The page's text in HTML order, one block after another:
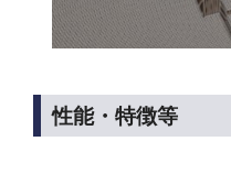
性能・特徴等